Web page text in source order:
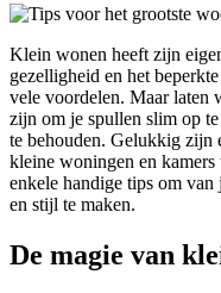
Klein wonen heeft zijn
gezelligheid en het
vele voordelen. Maar laten
zijn om je spullen slim op
te behouden. Gelukkig zijn
kleine woningen en
enkele handige tips om van
en stijl te maken.
De magie van